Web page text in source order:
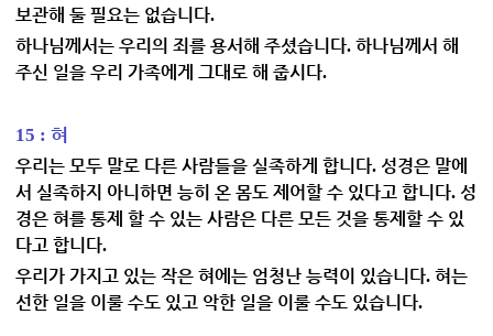
보관해 둘 필요는 없습니다.
하나님께서는 우리의 죄를 용서해 주셨습니다. 하나님께서 해
주신 일을 우리 가족에게 그대로 해 줍시다.
15 : 혀
우리는 모두 말로 다른 사람들을 실족하게 합니다. 성경은 말에
서 실족하지 아니하면 능히 온 몸도 제어할 수 있다고 합니다. 성
경은 혀를 통제 할 수 있는 사람은 다른 모든 것을 통제할 수 있
다고 합니다.
우리가 가지고 있는 작은 혀에는 엄청난 능력이 있습니다. 혀는
선한 일을 이룰 수도 있고 악한 일을 이룰 수도 있습니다.